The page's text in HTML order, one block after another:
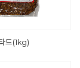
드(1kg)